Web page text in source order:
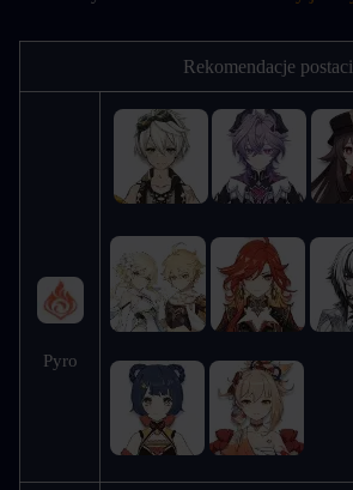
Rekomendacje postaci
Pyro